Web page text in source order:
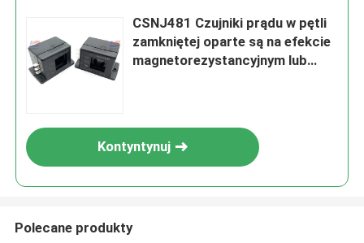
CSNJ481 Czujniki prądu w pętli
zamkniętej oparte są na efekcie
magnetorezystancyjnym lub
Kontyntynuj
Polecane produkty